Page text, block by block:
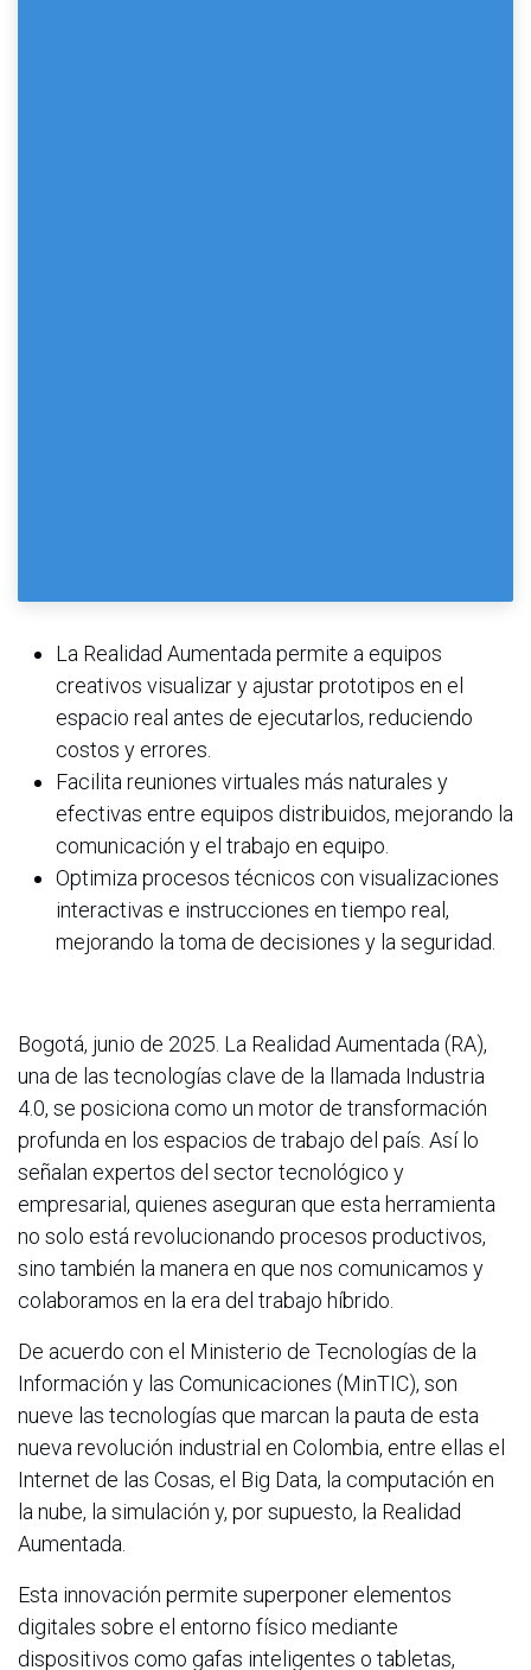
La Realidad Aumentada permite a equipos
creativos visualizar y ajustar prototipos en el
espacio real antes de ejecutarlos, reduciendo
costos y errores.
Facilita reuniones virtuales más naturales y
efectivas entre equipos distribuidos, mejorando la
comunicación y el trabajo en equipo.
Optimiza procesos técnicos con visualizaciones
interactivas e instrucciones en tiempo real,
mejorando la toma de decisiones y la seguridad.
Bogotá, junio de 2025. La Realidad Aumentada (RA),
una de las tecnologías clave de la llamada Industria
4.0, se posiciona como un motor de transformación
profunda en los espacios de trabajo del país. Así lo
señalan expertos del sector tecnológico y
empresarial, quienes aseguran que esta herramienta
no solo está revolucionando procesos productivos,
sino también la manera en que nos comunicamos y
colaboramos en la era del trabajo híbrido.
De acuerdo con el Ministerio de Tecnologías de la
Información y las Comunicaciones (MinTIC), son
nueve las tecnologías que marcan la pauta de esta
nueva revolución industrial en Colombia, entre ellas el
Internet de las Cosas, el Big Data, la computación en
la nube, la simulación y, por supuesto, la Realidad
Aumentada.
Esta innovación permite superponer elementos
digitales sobre el entorno físico mediante
dispositivos como gafas inteligentes o tabletas,